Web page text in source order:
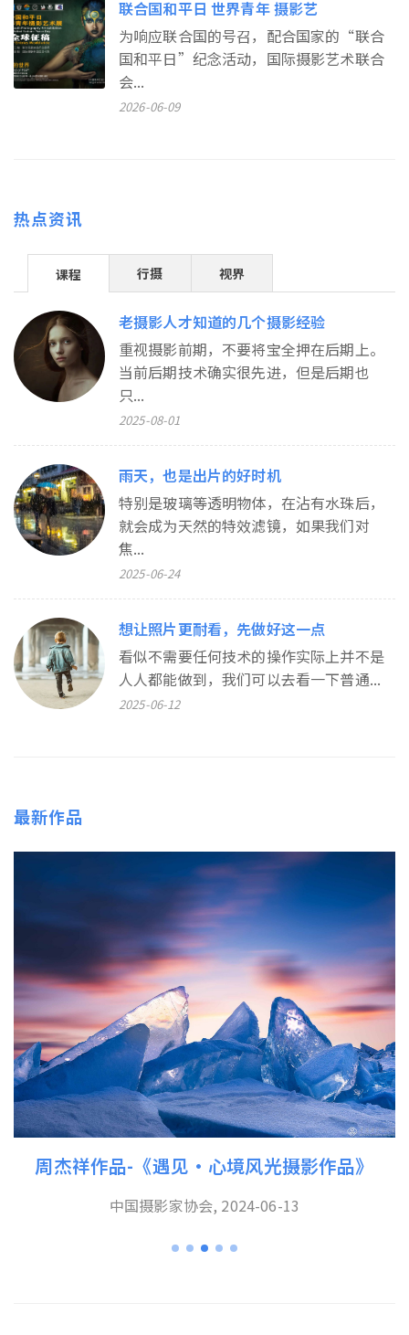
联合国和平日 世界青年 摄影艺
为响应联合国的号召，配合国家的“联合
国和平日”纪念活动，国际摄影艺术联合
会...
2026-06-09
热点资讯
课程 行摄 视界
老摄影人才知道的几个摄影经验
重视摄影前期，不要将宝全押在后期上。
当前后期技术确实很先进，但是后期也
只...
2025-08-01
雨天，也是出片的好时机
特别是玻璃等透明物体，在沾有水珠后，
就会成为天然的特效滤镜，如果我们对
焦...
2025-06-24
想让照片更耐看，先做好这一点
看似不需要任何技术的操作实际上并不是
人人都能做到，我们可以去看一下普通...
2025-06-12
最新作品
周杰祥作品-《遇见·心境风光摄影作品》
中国摄影家协会, 2024-06-13